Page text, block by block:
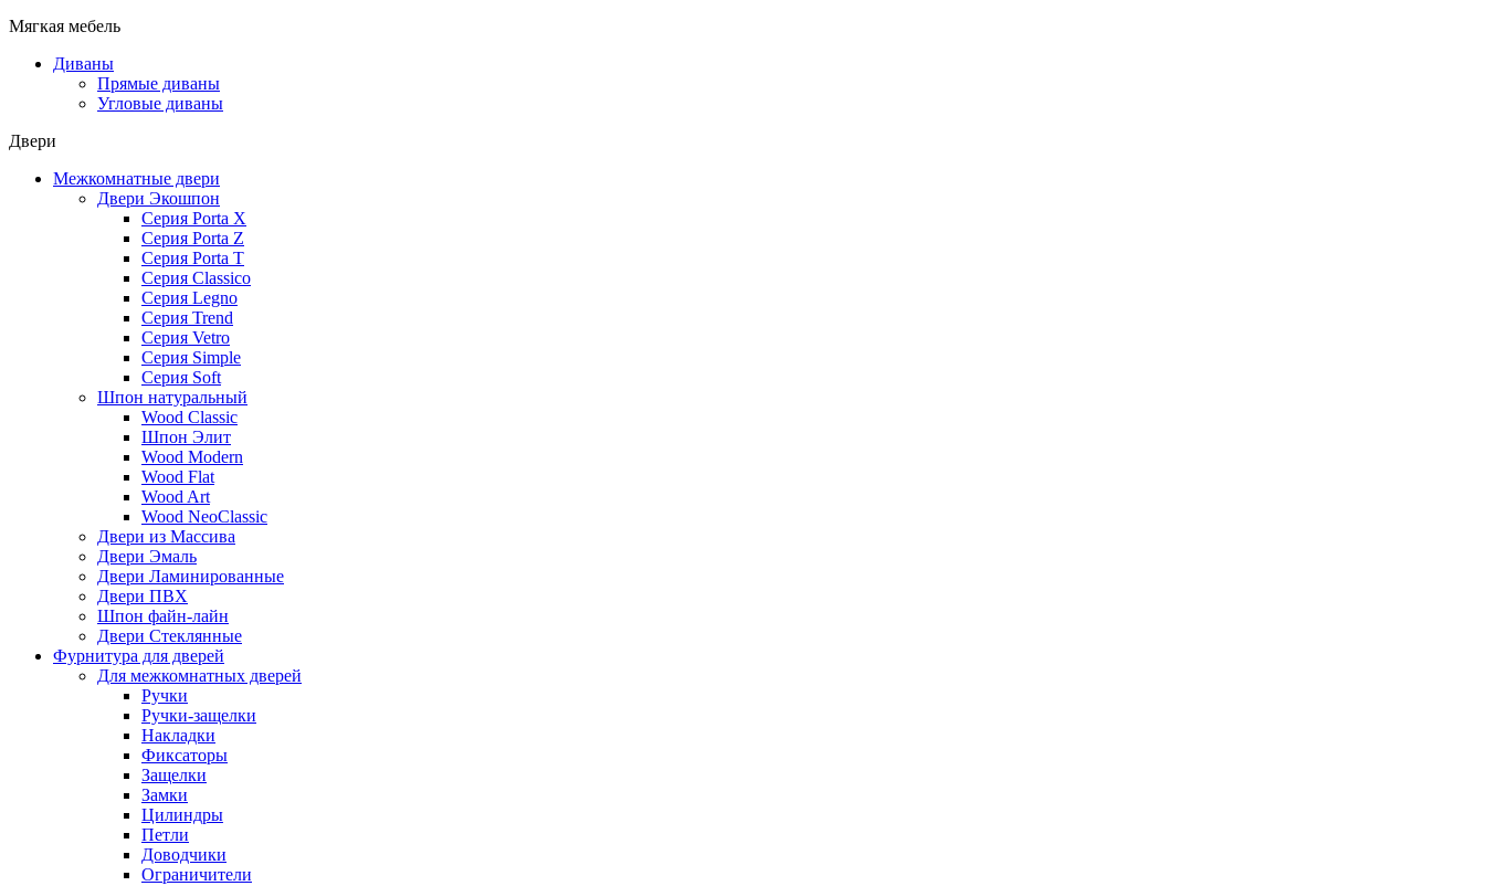
Мягкая мебель
Диваны
Прямые диваны
Угловые диваны
Двери
Межкомнатные двери
Двери Экошпон
Серия Porta X
Серия Porta Z
Серия Porta T
Серия Classico
Серия Legno
Серия Trend
Серия Vetro
Серия Simple
Серия Soft
Шпон натуральный
Wood Classic
Шпон Элит
Wood Modern
Wood Flat
Wood Art
Wood NeoClassic
Двери из Массива
Двери Эмаль
Двери Ламинированные
Двери ПВХ
Шпон файн-лайн
Двери Стеклянные
Фурнитура для дверей
Для межкомнатных дверей
Ручки
Ручки-защелки
Накладки
Фиксаторы
Защелки
Замки
Цилиндры
Петли
Доводчики
Ограничители